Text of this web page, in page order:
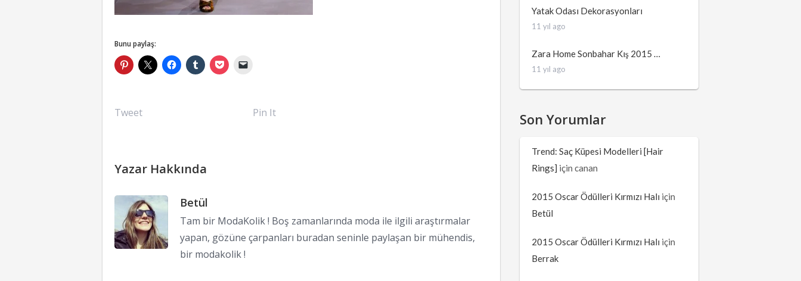
Bunu paylaş:
Tweet Pin It
Yazar Hakkında
Betül
Tam bir ModaKolik ! Boş zamanlarında moda ile ilgili araştırmalar
yapan, gözüne çarpanları buradan seninle paylaşan bir mühendis,
bir modakolik !
Yatak Odası Dekorasyonları
11 yıl ago
Zara Home Sonbahar Kış 2015 …
11 yıl ago
Son Yorumlar
Trend: Saç Küpesi Modelleri [Hair
Rings] için canan
2015 Oscar Ödülleri Kırmızı Halı için
Betül
2015 Oscar Ödülleri Kırmızı Halı için
Berrak